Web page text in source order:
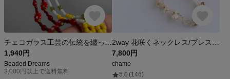
1,940円
Beaded Dreams
3,000円以上で送料無料
7,800円
chamo
5.0 (146)